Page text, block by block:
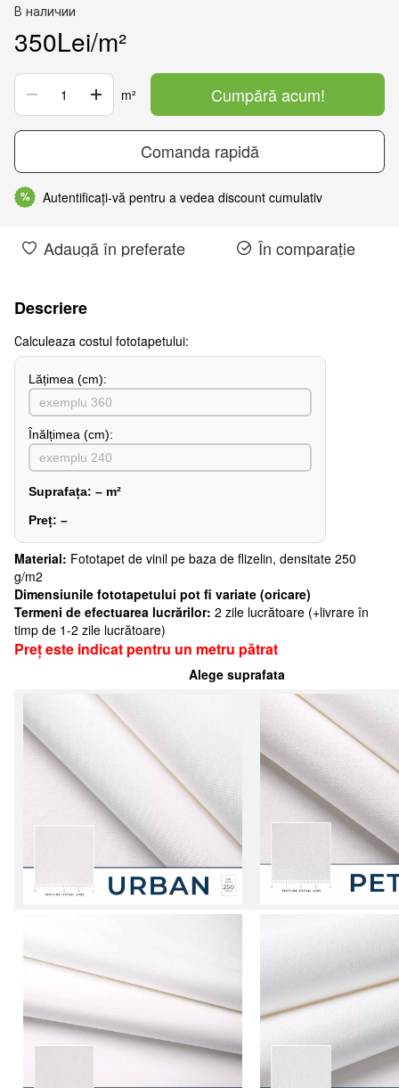
В наличии
350Lei/m²
m² Cumpără acum!
Comanda rapidă
% Autentificați-vă pentru a vedea discount cumulativ
Adaugă în preferate În comparație
Descriere
Сalculeaza costul fototapetului:
Lățimea (сm):
Înălțimea (cm):
Suprafața: – m²
Preț: –
Material: Fototapet de vinil pe baza de flizelin, densitate 250
g/m2
Dimensiunile fototapetului pot fi variate (oricare)
Termeni de efectuarea lucrărilor: 2 zile lucrătoare (+livrare în
timp de 1-2 zile lucrătoare)
Preț este indicat pentru un metru pătrat
Alege suprafata